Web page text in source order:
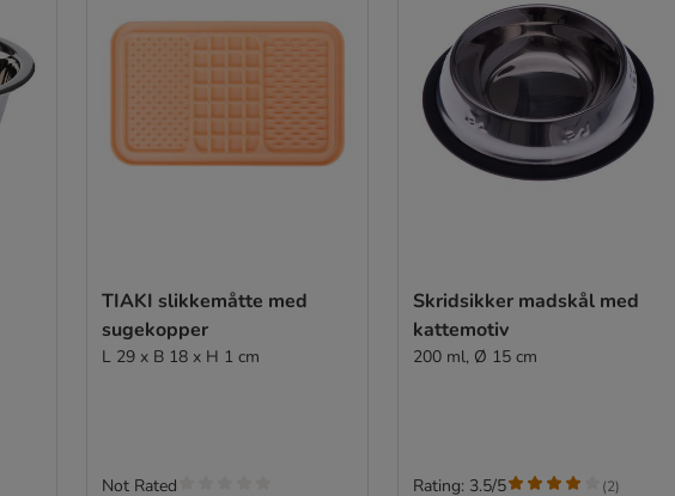
TIAKI slikkemåtte med
sugekopper
L 29 x B 18 x H 1 cm
Not Rated
Skridsikker madskål med
kattemotiv
200 ml, Ø 15 cm
Rating: 3.5/5 (2)